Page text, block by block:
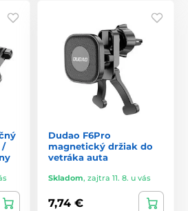
/
Dudao F6Pro
magnetický držiak do
vetráka auta
Skladom, zajtra 11. 8. u vás
7,74 €